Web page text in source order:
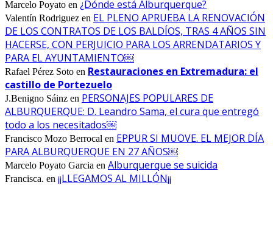
Marcelo Poyato en ¿Dónde está Alburquerque?
Valentín Rodriguez en EL PLENO APRUEBA LA RENOVACIÓN
DE LOS CONTRATOS DE LOS BALDÍOS, TRAS 4 AÑOS SIN
HACERSE, CON PERJUICIO PARA LOS ARRENDATARIOS Y
PARA EL AYUNTAMIENTO￼
Rafael Pérez Soto en Restauraciones en Extremadura: el
castillo de Portezuelo
J.Benigno Sáinz en PERSONAJES POPULARES DE
ALBURQUERQUE: D. Leandro Sama, el cura que entregó
todo a los necesitados￼
Francisco Mozo Berrocal en EPPUR SI MUOVE. EL MEJOR DÍA
PARA ALBURQUERQUE EN 27 AÑOS￼
Marcelo Poyato Garcia en Alburquerque se suicida
Francisca. en ¡¡LLEGAMOS AL MILLÓN¡¡